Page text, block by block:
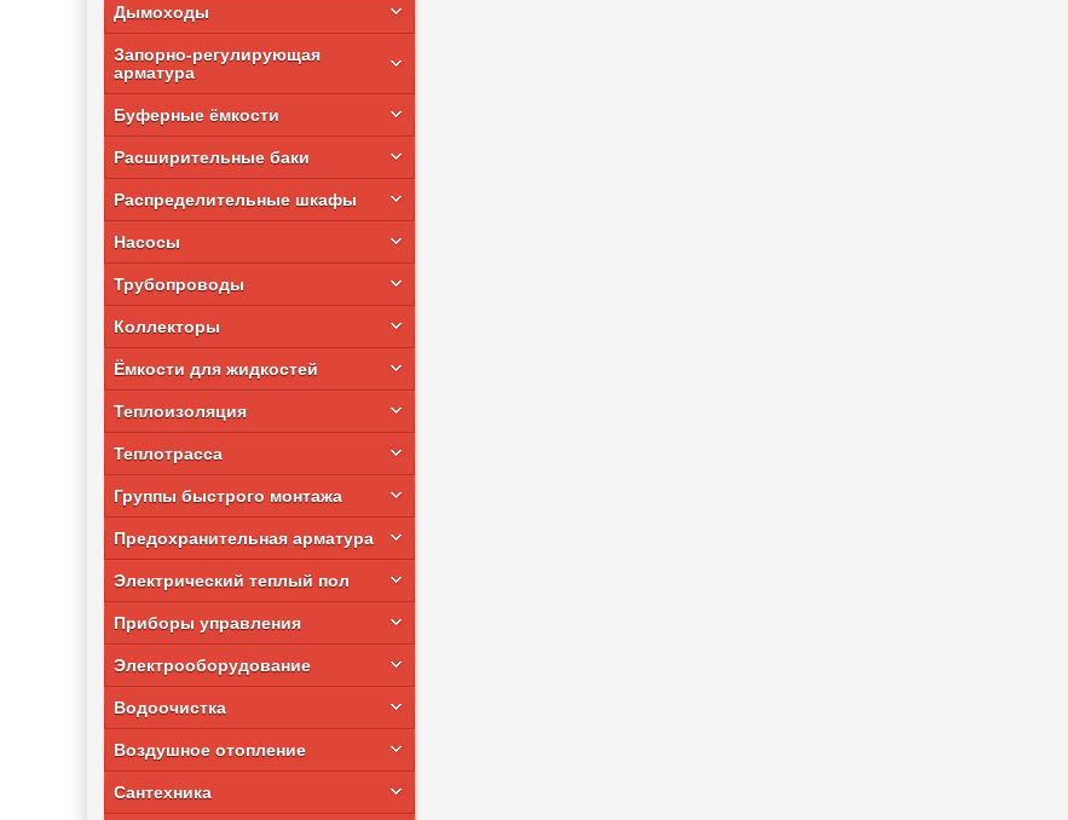
Дымоходы
Запорно-регулирующая
арматура
Буферные ёмкости
Расширительные баки
Распределительные шкафы
Насосы
Трубопроводы
Коллекторы
Ёмкости для жидкостей
Теплоизоляция
Теплотрасса
Группы быстрого монтажа
Предохранительная арматура
Электрический теплый пол
Приборы управления
Электрооборудование
Водоочистка
Воздушное отопление
Сантехника